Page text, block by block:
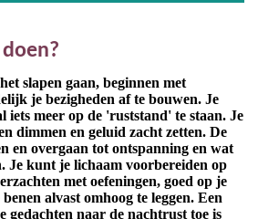
slapen gaan, beginnen met
je bezigheden af te bouwen. Je
meer op de 'ruststand' te staan. Je
dimmen en geluid zacht zetten. De
en overgaan tot ontspanning en wat
Je kunt je lichaam voorbereiden op
met oefeningen, goed op je
alvast omhoog te leggen. Een
gedachten naar de nachtrust toe is